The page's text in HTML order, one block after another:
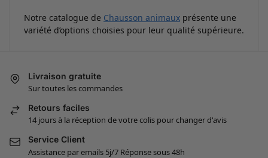
Notre catalogue de Chausson animaux présente une
variété d’options choisies pour leur qualité supérieure.
Livraison gratuite
Sur toutes les commandes
Retours faciles
14 jours à la réception de votre colis pour changer d'avis
Service Client
Assistance par emails 5j/7 Réponse sous 48h